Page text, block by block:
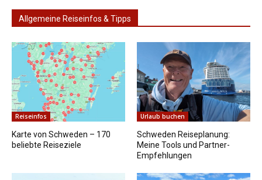
Allgemeine Reiseinfos & Tipps
Reiseinfos
Karte von Schweden – 170
beliebte Reiseziele
Urlaub buchen
Schweden Reiseplanung:
Meine Tools und Partner-
Empfehlungen